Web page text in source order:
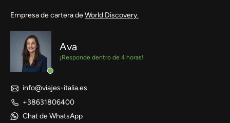
Empresa de cartera deWorld Discovery.
Ava
¡Responde dentro de 4 horas!
info@viajes-italia.es
+38631806400
Chat de WhatsApp